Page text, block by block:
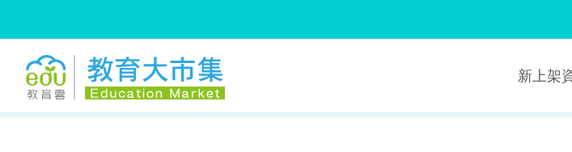
新上架